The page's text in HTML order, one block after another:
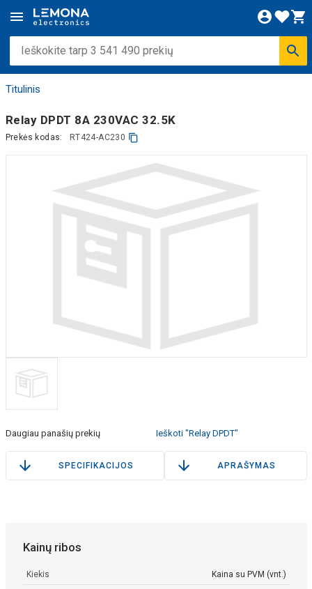
Titulinis
Relay DPDT 8A 230VAC 32.5K
Prekės kodas: RT424-AC230
Daugiau panašių prekių Ieškoti "Relay DPDT"
SPECIFIKACIJOS APRAŠYMAS
Kainų ribos
Kiekis Kaina su PVM (vnt.)